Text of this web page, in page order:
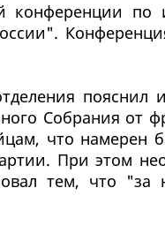
конференции по
пояснил
Собрания от
что намерен
При этом
тем, что "за